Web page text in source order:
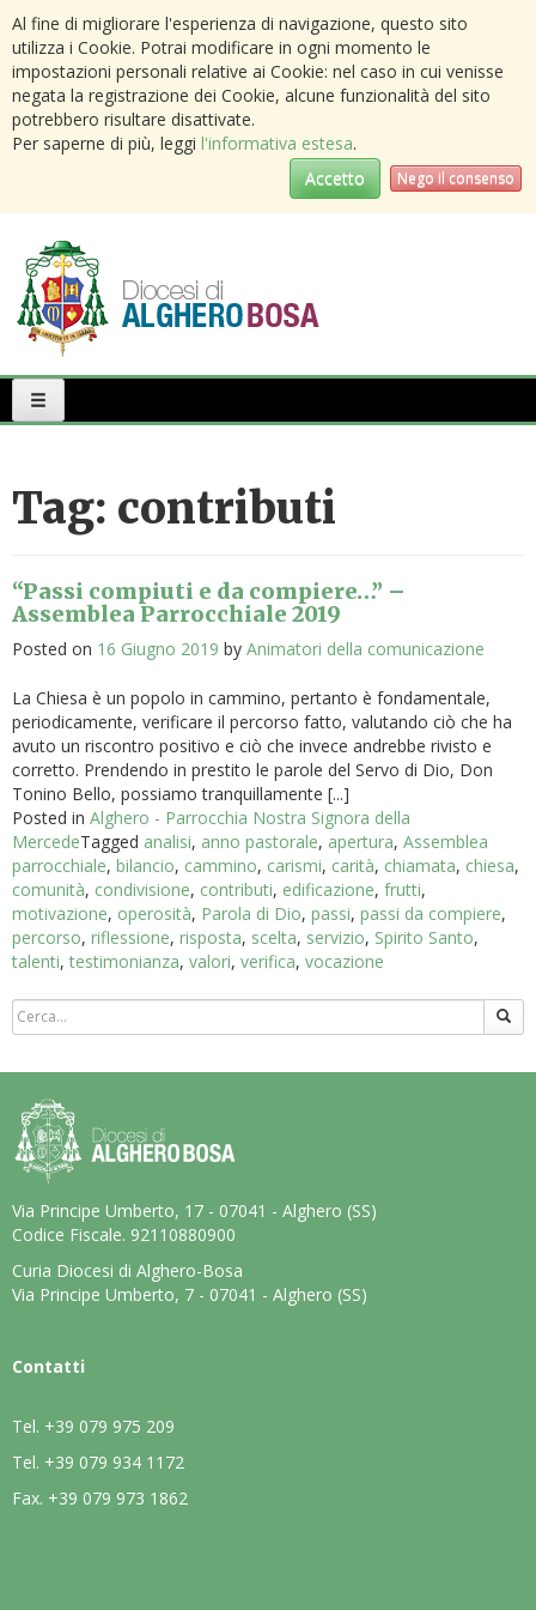
Al fine di migliorare l'esperienza di navigazione, questo sito
utilizza i Cookie. Potrai modificare in ogni momento le
impostazioni personali relative ai Cookie: nel caso in cui venisse
negata la registrazione dei Cookie, alcune funzionalità del sito
potrebbero risultare disattivate.
Per saperne di più, leggi l'informativa estesa.
Accetto
Nego il consenso
Menu
Tag: contributi
“Passi compiuti e da compiere…” –
Assemblea Parrocchiale 2019
Posted on 16 Giugno 2019 by Animatori della comunicazione
La Chiesa è un popolo in cammino, pertanto è fondamentale,
periodicamente, verificare il percorso fatto, valutando ciò che ha
avuto un riscontro positivo e ciò che invece andrebbe rivisto e
corretto. Prendendo in prestito le parole del Servo di Dio, Don
Tonino Bello, possiamo tranquillamente [...]
Posted in Alghero - Parrocchia Nostra Signora della
MercedeTagged analisi, anno pastorale, apertura, Assemblea
parrocchiale, bilancio, cammino, carismi, carità, chiamata, chiesa,
comunità, condivisione, contributi, edificazione, frutti,
motivazione, operosità, Parola di Dio, passi, passi da compiere,
percorso, riflessione, risposta, scelta, servizio, Spirito Santo,
talenti,testimonianza, valori, verifica, vocazione
Via Principe Umberto, 17 - 07041 - Alghero (SS)
Codice Fiscale. 92110880900
Curia Diocesi di Alghero-Bosa
Via Principe Umberto, 7 - 07041 - Alghero (SS)
Contatti
Tel. +39 079 975 209
Tel. +39 079 934 1172
Fax. +39 079 973 1862